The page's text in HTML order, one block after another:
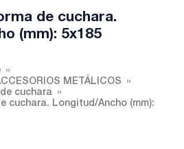
de cuchara.
(mm): 5x185
METÁLICOS
cuchara
cuchara. Longitud/Ancho (mm):